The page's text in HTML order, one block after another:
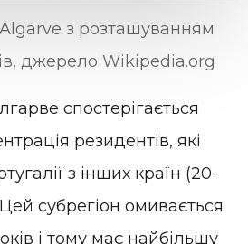
з розташуванням
джерело Wikipedia.org
спостерігається
резидентів, які
з інших країн (20-
субрегіон омивається
і тому має найбільшу